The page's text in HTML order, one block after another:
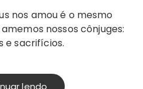
nossos cônjuges:
e sacrifícios.